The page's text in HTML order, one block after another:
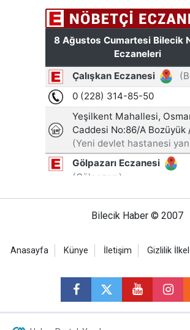
Bilecik Haber © 2007
Anasayfa Künye İletişim Gizlilik